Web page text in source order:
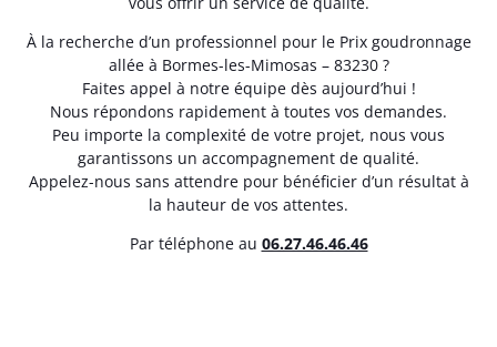
À la recherche d’un professionnel pour le Prix goudronnage
allée à Bormes-les-Mimosas – 83230 ?
Faites appel à notre équipe dès aujourd’hui !
Nous répondons rapidement à toutes vos demandes.
Peu importe la complexité de votre projet, nous vous
garantissons un accompagnement de qualité.
Appelez-nous sans attendre pour bénéficier d’un résultat à
la hauteur de vos attentes.
Par téléphone au 06.27.46.46.46